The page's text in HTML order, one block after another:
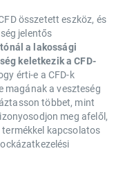
összetett eszköz, és
jelentős
a lakossági
keletkezik a CFD-
érti-e a CFD-k
magának a veszteség
többet, mint
meg afelől,
kapcsolatos